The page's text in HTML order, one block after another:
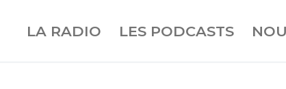
LA RADIO LES PODCASTS